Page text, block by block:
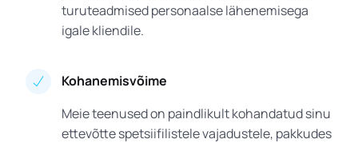
turuteadmised personaalse lähenemisega
igale kliendile.
Kohanemisvõime
Meie teenused on paindlikult kohandatud sinu
ettevõtte spetsiifilistele vajadustele, pakkudes